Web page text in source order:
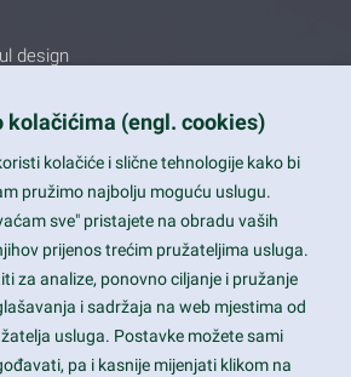
design
more...
Mountain View, CA 94043
kolačićima (engl. cookies)
kolačiće i slične tehnologije kako bi
pružimo najbolju moguću uslugu.
sve" pristajete na obradu vaših
prijenos trećim pružateljima usluga.
za analize, ponovno ciljanje i pružanje
i sadržaja na web mjestima od
usluga. Postavke možete sami
pa i kasnije mijenjati klikom na